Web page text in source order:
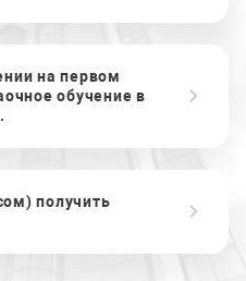
на первом
обучение в
получить